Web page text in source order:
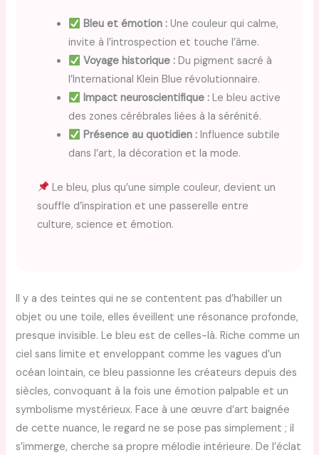
Bleu et émotion :Une couleur qui calme,
invite à l’introspection et touche l’âme.
Voyage historique :Du pigment sacré à
l’International Klein Blue révolutionnaire.
Impact neuroscientifique :Le bleu active
des zones cérébrales liées à la sérénité.
Présence au quotidien :Influence subtile
dans l’art, la décoration et la mode.
Le bleu, plus qu’une simple couleur, devient un
souffle d’inspiration et une passerelle entre
culture, science et émotion.
Il y a des teintes qui ne se contentent pas d’habiller un
objet ou une toile, elles éveillent une résonance profonde,
presque invisible. Le bleu est de celles-là. Riche comme un
ciel sans limite et enveloppant comme les vagues d’un
océan lointain, ce bleu passionne les créateurs depuis des
siècles, convoquant à la fois une émotion palpable et un
symbolisme mystérieux. Face à une œuvre d’art baignée
de cette nuance, le regard ne se pose pas simplement ; il
s’immerge, cherche sa propre mélodie intérieure. De l’éclat